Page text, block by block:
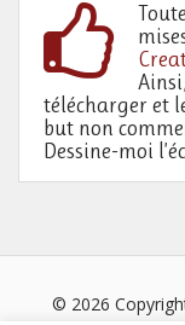
télécharger et
but non
Dessine-moi
© 2026